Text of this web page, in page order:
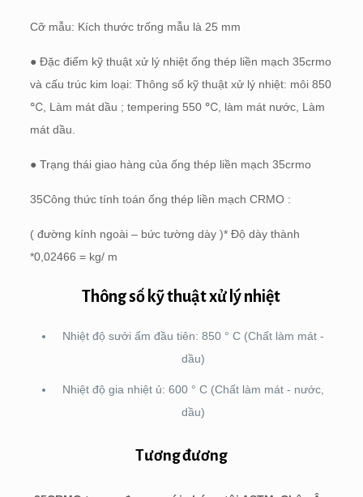
Cỡ mẫu: Kích thước trống mẫu là 25 mm
● Đặc điểm kỹ thuật xử lý nhiệt ống thép liền mạch 35crmo
và cấu trúc kim loại: Thông số kỹ thuật xử lý nhiệt: môi 850
℃, Làm mát dầu ; tempering 550 ℃, làm mát nước, Làm
mát dầu.
● Trạng thái giao hàng của ống thép liền mạch 35crmo
35Công thức tính toán ống thép liền mạch CRMO :
( đường kính ngoài – bức tường dày )* Độ dày thành
*0,02466 = kg/ m
Thông số kỹ thuật xử lý nhiệt
Nhiệt độ sưởi ấm đầu tiên: 850 ° C (Chất làm mát -
dầu)
Nhiệt độ gia nhiệt ủ: 600 ° C (Chất làm mát - nước,
dầu)
Tương đương